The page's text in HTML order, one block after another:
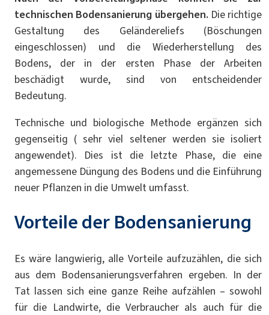
technischen Bodensanierung übergehen. Die richtige
Gestaltung des Geländereliefs (Böschungen
eingeschlossen) und die Wiederherstellung des
Bodens, der in der ersten Phase der Arbeiten
beschädigt wurde, sind von entscheidender
Bedeutung.
Technische und biologische Methode ergänzen sich
gegenseitig ( sehr viel seltener werden sie isoliert
angewendet). Dies ist die letzte Phase, die eine
angemessene Düngung des Bodens und die Einführung
neuer Pflanzen in die Umwelt umfasst.
Vorteile der Bodensanierung
Es wäre langwierig, alle Vorteile aufzuzählen, die sich
aus dem Bodensanierungsverfahren ergeben. In der
Tat lassen sich eine ganze Reihe aufzählen – sowohl
für die Landwirte, die Verbraucher als auch für die